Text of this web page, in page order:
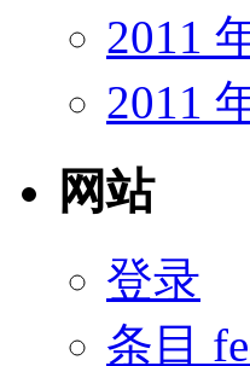
2011
2011
网站
登录
条目